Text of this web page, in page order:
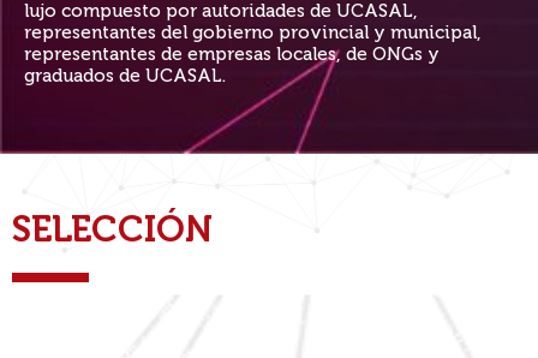
lujo compuesto por autoridades de UCASAL,
representantes del gobierno provincial y municipal,
representantes de empresas locales, de ONGs y
graduados de UCASAL.
SELECCIÓN